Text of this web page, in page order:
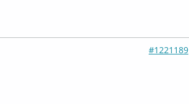
#1221189